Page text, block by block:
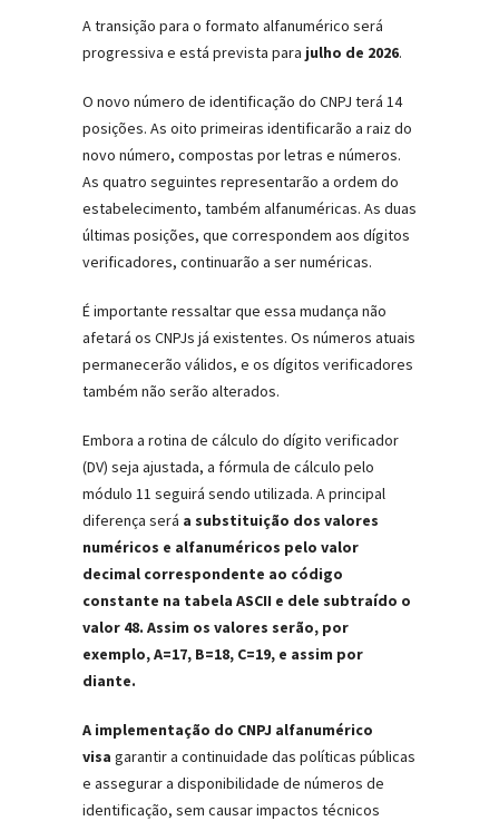
A transição para o formato alfanumérico será
progressiva e está prevista para julho de 2026.
O novo número de identificação do CNPJ terá 14
posições. As oito primeiras identificarão a raiz do
novo número, compostas por letras e números.
As quatro seguintes representarão a ordem do
estabelecimento, também alfanuméricas. As duas
últimas posições, que correspondem aos dígitos
verificadores, continuarão a ser numéricas.
É importante ressaltar que essa mudança não
afetará os CNPJs já existentes. Os números atuais
permanecerão válidos, e os dígitos verificadores
também não serão alterados.
Embora a rotina de cálculo do dígito verificador
(DV) seja ajustada, a fórmula de cálculo pelo
módulo 11 seguirá sendo utilizada. A principal
diferença será a substituição dos valores
numéricos e alfanuméricos pelo valor
decimal correspondente ao código
constante na tabela ASCII e dele subtraído o
valor 48. Assim os valores serão, por
exemplo, A=17, B=18, C=19, e assim por
diante.
A implementação do CNPJ alfanumérico
visa garantir a continuidade das políticas públicas
e assegurar a disponibilidade de números de
identificação, sem causar impactos técnicos